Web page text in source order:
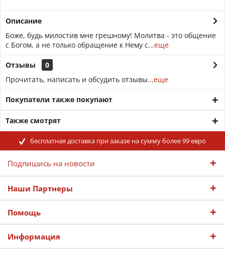
Описание
Боже, будь милостив мне грешному! Молитва - это общение
с Богом, а не только обращение к Нему с...еще
Отзывы
0
Прочитать, написать и обсудить отзывы...еще
Покупатели также покупают
Также смотрят
бесплатная доставка при заказе на сумму более 99 евро
Подпишись на новости
Наши Партнеры
Помощь
Информация